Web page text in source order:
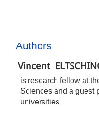
Authors
Vincent
is research fellow at
Sciences and a guest
universities